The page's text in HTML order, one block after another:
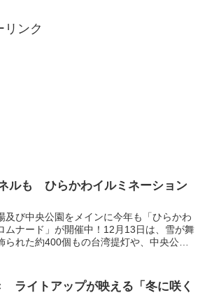
リンク
ルも ひらかわイルミネーション
及び中央公園をメインに今年も「ひらかわ
ムナード」が開催中！12月13日は、雪が舞
られた約400個もの台湾提灯や、中央公園
ライトアップが映える「冬に咲く